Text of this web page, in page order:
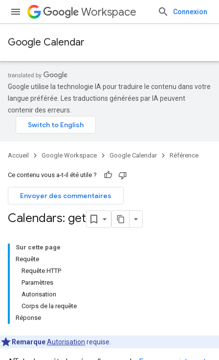
Workspace Connexion
Google Calendar
Google utilise la technologie IA pour traduire le contenu dans votre
langue préférée. Les traductions générées par IA peuvent
contenir des erreurs.
Accueil Google Workspace Google Calendar Référence
Ce contenu vous a-t-il été utile ?
Envoyer des commentaires
Calendars: get
Sur cette page
Requête
Requête HTTP
Paramètres
Autorisation
Corps de la requête
Réponse
Remarque:Autorisation requise.